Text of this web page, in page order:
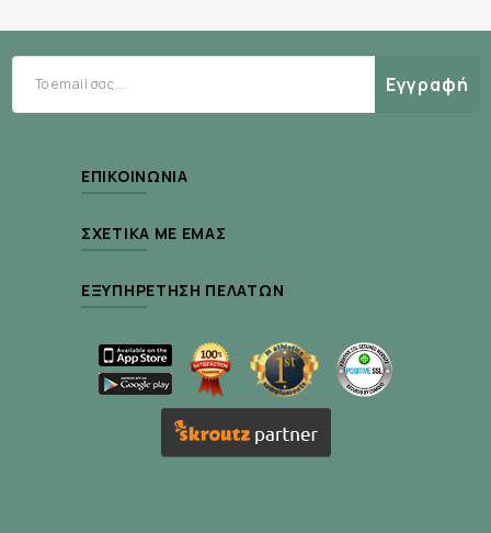
Oil Dimethicone Allantoin Capryloyl Glycine
Tetrasodium Edta Xanthan Gum Cetyl Alcohol
Sodium Benzoate Phenoxyethanol Parfum /
Fragrance.
Εγγραφή
ΕΠΙΚΟΙΝΩΝΊΑ
ΣΧΕΤΙΚΆ ΜΕ ΕΜΆΣ
ΕΞΥΠΗΡΈΤΗΣΗ ΠΕΛΑΤΏΝ